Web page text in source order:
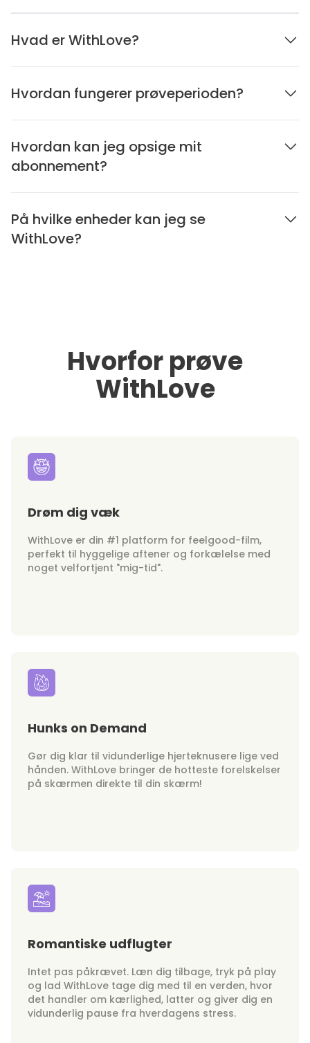
Hvad er WithLove?
Hvordan fungerer prøveperioden?
Hvordan kan jeg opsige mit
abonnement?
På hvilke enheder kan jeg se
WithLove?
Hvorfor prøve
WithLove
Drøm dig væk
WithLove er din #1 platform for feelgood-film,
perfekt til hyggelige aftener og forkælelse med
noget velfortjent "mig-tid".
Hunks on Demand
Gør dig klar til vidunderlige hjerteknusere lige ved
hånden. WithLove bringer de hotteste forelskelser
på skærmen direkte til din skærm!
Romantiske udflugter
Intet pas påkrævet. Læn dig tilbage, tryk på play
og lad WithLove tage dig med til en verden, hvor
det handler om kærlighed, latter og giver dig en
vidunderlig pause fra hverdagens stress.